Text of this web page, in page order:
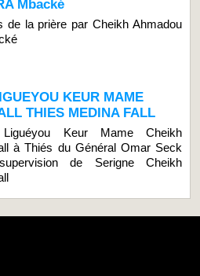
Mbacké
de la prière par Cheikh Ahmadou
KEUR MAME
THIES MEDINA FALL
Liguéyou Keur Mame Cheikh
à Thiés du Général Omar Seck
de Serigne Cheikh